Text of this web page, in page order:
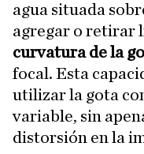
agua situada
agregar o retirar
curvatura de la
focal. Esta
utilizar la gota
variable, sin
distorsión en la